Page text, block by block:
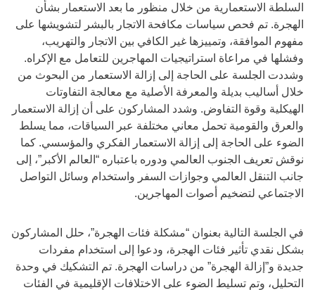
السلطة الاستعمارية من خلال منظور ما بعد الاستعمار بشأن
الهجرة. تم فحص سياسات مكافحة الاتجار بالبشر لتشويشها على
مفهوم الموافقة، وتمييزها غير الكافي بين الاتجار والتهريب،
وفشلها في مراعاة استراتيجيات المهاجرين للتعامل مع الإكراه.
وشددت الجلسة على الحاجة إلى إزالة الاستعمار من البحوث من
خلال أساليب بديلة والمعرفة الأصلية مع معالجة التفاوتات
الهيكلية وقوة التفاوض. وشدد المشاركون على أن إزالة الاستعمار
والعرق والقومية تحمل معاني مختلفة عبر السياقات، مما يسلط
الضوء على الحاجة إلى إزالة الاستعمار الفكري والمؤسسي. كما
نوقش تعريف الجنوب العالمي ودوره باعتباره “العالم الأكبر”، إلى
جانب التنقل العالمي وجوازات السفر واستخدام وسائل التواصل
الاجتماعي لتضخيم أصوات المهاجرين.
في الجلسة التالية بعنوان “مشكلة فئات الهجرة”، حلل المشاركون
بشكل نقدي تأثير فئات الهجرة، ودعوا إلى استخدام مفردات
جديدة و”إزالة الهجرة” من دراسات الهجرة. تم التشكيك في وحدة
التحليل، وتم تسليط الضوء على الاختلافات الإقليمية في الفئات